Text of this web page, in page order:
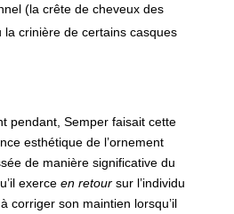
(la crête de cheveux des
la crinière de certains casques
pendant, Semper faisait cette
esthétique de l’ornement
de manière significative du
exerce en retoursur l’individu
corriger son maintien lorsqu’il